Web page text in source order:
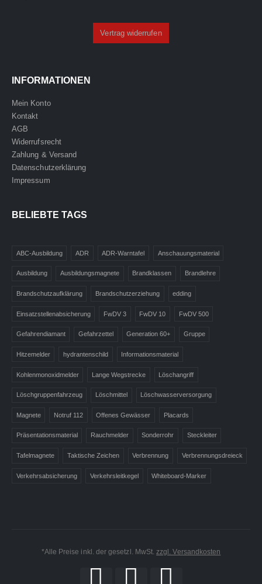
Vertrag widerrufen
INFORMATIONEN
Mein Konto
Kontakt
AGB
Widerrufsrecht
Zahlung & Versand
Datenschutzerklärung
Impressum
BELIEBTE TAGS
ABC-Ausbildung ADR ADR-Warntafel Anschauungsmaterial
Ausbildung Ausbildungsmagnete Brandklassen Brandlehre
Brandschutzaufklärung Brandschutzerziehung edding
Einsatzstellenabsicherung FwDV 3 FwDV 10 FwDV 500
Gefahrendiamant Gefahrzettel Generation 60+ Gruppe
Hitzemelder hydrantenschild Informationsmaterial
Kohlenmonoxidmelder Lange Wegstrecke Löschangriff
Löschgruppenfahrzeug Löschmittel Löschwasserversorgung
Magnete Notruf 112 Offenes Gewässer Placards
Präsentationsmaterial Rauchmelder Sonderrohr Steckleiter
Tafelmagnete Taktische Zeichen Verbrennung Verbrennungsdreieck
Verkehrsabsicherung Verkehrsleitkegel Whiteboard-Marker
*Alle Preise inkl. der gesetzl. MwSt. zzgl. Versandkosten